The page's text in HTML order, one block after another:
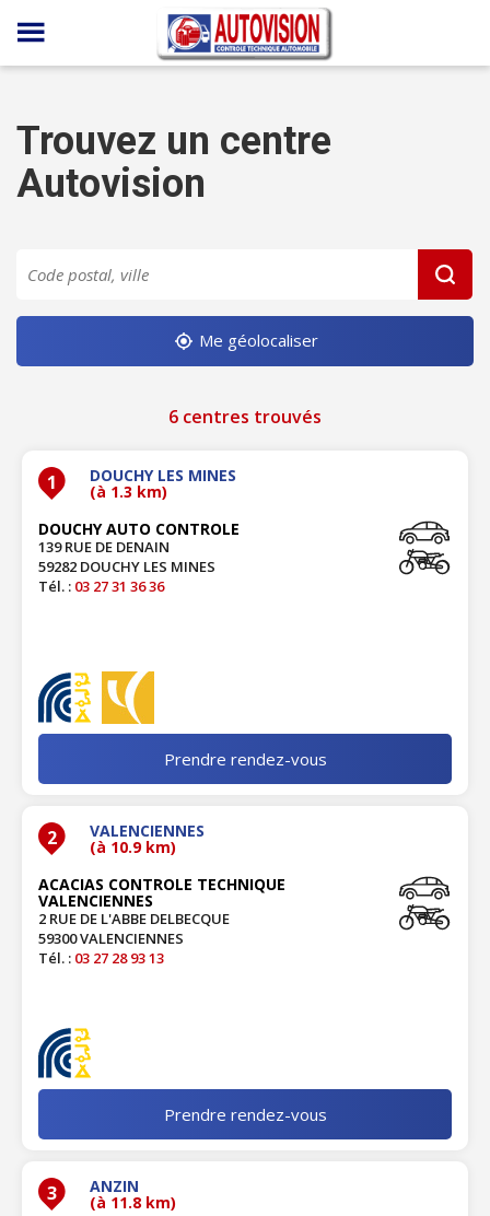
Panneau de gestion des cookies
Trouvez un centre
Autovision
Me géolocaliser
6 centres trouvés
1 DOUCHY LES MINES
(à 1.3 km)
DOUCHY AUTO CONTROLE
139 RUE DE DENAIN
59282 DOUCHY LES MINES
Tél. : 03 27 31 36 36
Prendre rendez-vous
2 VALENCIENNES
(à 10.9 km)
ACACIAS CONTROLE TECHNIQUE
VALENCIENNES
2 RUE DE L'ABBE DELBECQUE
59300 VALENCIENNES
Tél. : 03 27 28 93 13
Prendre rendez-vous
3 ANZIN
(à 11.8 km)